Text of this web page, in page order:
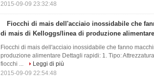
2015-09-09 23:32:48
Fiocchi di mais dell'acciaio inossidabile che
di mais di Kelloggs/linea di produzione alimentare
Fiocchi di mais dell'acciaio inossidabile che fanno
produzione alimentare Dettagli rapidi: 1. Tipo:
fiocchi ...
Leggi di più
2015-09-09 22:54:48